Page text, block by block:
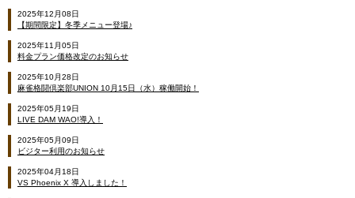
2025年12月08日
【期間限定】冬季メニュー登場♪
2025年11月05日
料金プラン価格改定のお知らせ
2025年10月28日
麻雀格闘倶楽部UNION 10月15日（水）稼働開始！
2025年05月19日
LIVE DAM WAO!導入！
2025年05月09日
ビジター利用のお知らせ
2025年04月18日
VS Phoenix X 導入しました！